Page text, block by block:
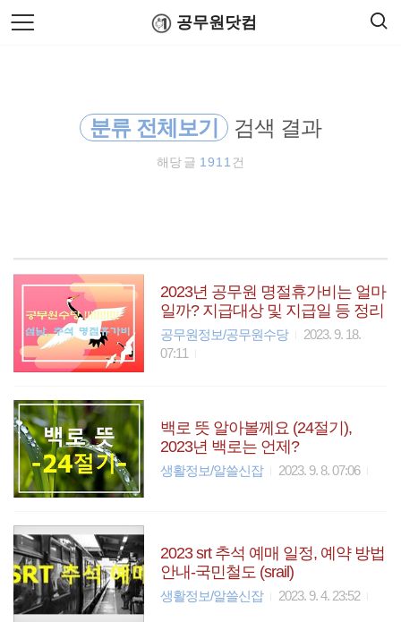
본
문
공무원닷컴
분류 전체보기 검색 결과
해당 글 1911 건
2023년 공무원 명절휴가비는 얼마
일까? 지급대상 및 지급일 등 정리
공무원정보/공무원수당
2023. 9. 18.
07:11
백로 뜻 알아볼께요 (24절기),
2023년 백로는 언제?
생활정보/알쓸신잡 2023. 9. 8. 07:06
2023 srt 추석 예매 일정, 예약 방법
안내-국민철도 (srail)
생활정보/알쓸신잡 2023. 9. 4. 23:52
검
색
육아휴직
시간외근무수당
법령해석